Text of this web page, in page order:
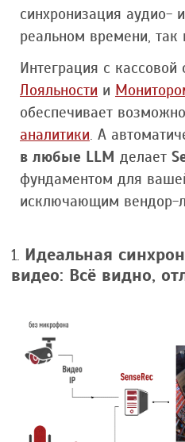
синхронизация аудио-
реальном времени, так
Интеграция с кассовой
Лояльности и
обеспечивает
аналитики. А
в любые LLM делает
фундаментом для
исключающим вендор-
Идеальная
видео: Всё видно,